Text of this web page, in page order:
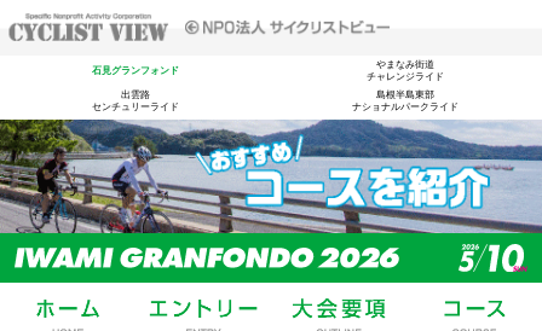
石見グランフォンド
やまなみ街道
チャレンジライド
出雲路
センチュリーライド
島根半島東部
ナショナルパークライド